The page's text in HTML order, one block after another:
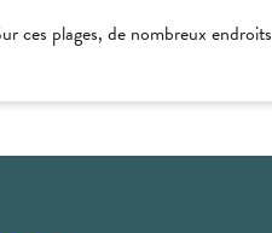
ces plages, de nombreux endroits